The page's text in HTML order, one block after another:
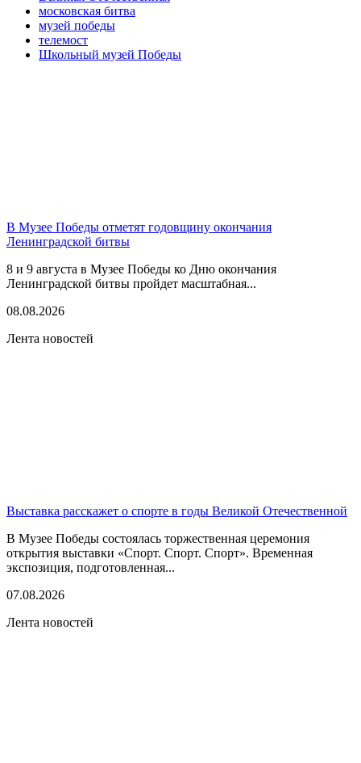
московская битва
музей победы
телемост
Школьный музей Победы
В Музее Победы отметят годовщину окончания
Ленинградской битвы
8 и 9 августа в Музее Победы ко Дню окончания
Ленинградской битвы пройдет масштабная...
08.08.2026
Лента новостей
Выставка расскажет о спорте в годы Великой Отечественной
В Музее Победы состоялась торжественная церемония
открытия выставки «Спорт. Спорт. Спорт». Временная
экспозиция, подготовленная...
07.08.2026
Лента новостей